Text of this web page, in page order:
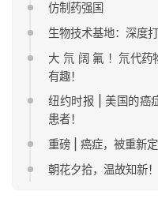
仿制药强国
生物技术基地：深度
大 氘 阔 氟 ！氘代药
有趣！
纽约时报 | 美国的癌
患者！
重磅 | 癌症，被重新定
朝花夕拾，温故知新